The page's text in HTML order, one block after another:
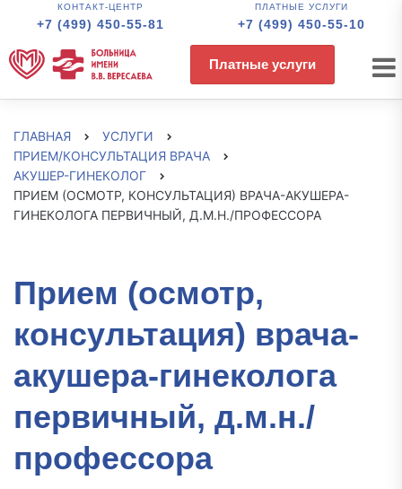
КОНТАКТ-ЦЕНТР
+7 (499) 450-55-81
ПЛАТНЫЕ УСЛУГИ
+7 (499) 450-55-10
Платные услуги
ГЛАВНАЯ
УСЛУГИ
ПРИЕМ/КОНСУЛЬТАЦИЯ ВРАЧА
АКУШЕР-ГИНЕКОЛОГ
ПРИЕМ (ОСМОТР, КОНСУЛЬТАЦИЯ) ВРАЧА-АКУШЕРА-
ГИНЕКОЛОГА ПЕРВИЧНЫЙ, Д.М.Н./ПРОФЕССОРА
Прием (осмотр,
консультация) врача-
акушера-гинеколога
первичный, д.м.н./
профессора